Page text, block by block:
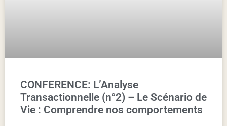
CONFERENCE: L’Analyse
Transactionnelle (n°2) – Le Scénario de
Vie : Comprendre nos comportements